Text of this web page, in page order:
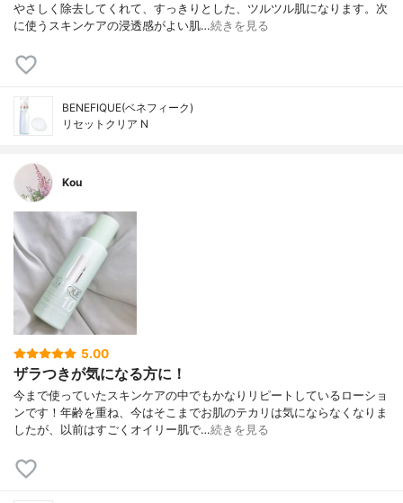
やさしく除去してくれて、すっきりとした、ツルツル肌になります。次
に使うスキンケアの浸透感がよい肌…続きを見る
BENEFIQUE(ベネフィーク)
リセットクリア N
Kou
5.00
ザラつきが気になる方に！
今まで使っていたスキンケアの中でもかなりリピートしているローショ
ンです！年齢を重ね、今はそこまでお肌のテカリは気にならなくなりま
したが、以前はすごくオイリー肌で…続きを見る